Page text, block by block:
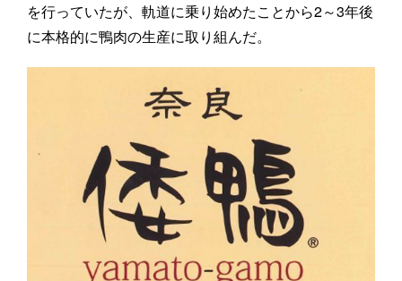
を行っていたが、軌道に乗り始めたことから2～3年後
に本格的に鴨肉の生産に取り組んだ。